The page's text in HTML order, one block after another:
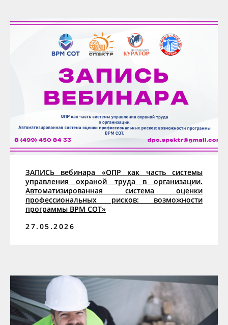
ЗАПИСЬ вебинара «ОПР как часть системы
управления охраной труда в организации.
Автоматизированная система оценки
профессиональных рисков: возможности
программы ВРМ СОТ»
27.05.2026